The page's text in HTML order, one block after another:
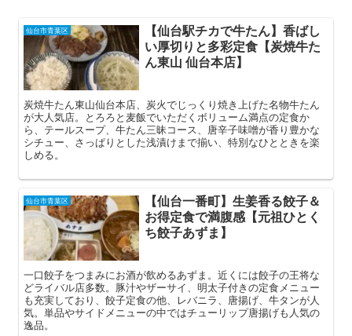
仙台市青葉区
【仙台駅チカで牛たん】香ばし
い厚切りと多彩定食【炭焼牛た
ん東山 仙台本店】
炭焼牛たん東山仙台本店、炭火でじっくり焼き上げた名物牛たん
が大人気店。とろろと麦飯でいただくボリューム満点の定食か
ら、テールスープ、牛たん三昧コース、唐辛子味噌が香り豊かな
シチュー、さっぱりとした浅漬けまで揃い、特別なひとときを楽
しめる。
仙台市青葉区
【仙台一番町】生姜香る餃子＆
お得定食で満腹感【元祖ひとく
ち餃子あずま】
一口餃子をつまみにお酒が飲めるあずま。近くには餃子の王将な
どライバル店多数。豚汁やザーサイ、明太子付きの定食メニュー
も充実しており、餃子定食の他、レバニラ、唐揚げ、牛タンが人
気。単品やサイドメニューの中ではチューリップ唐揚げも人気の
逸品。